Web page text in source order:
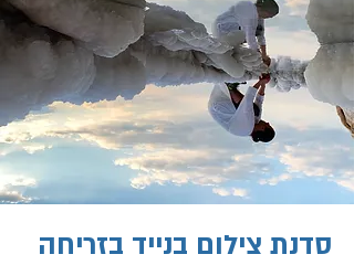
סדנת צילום בנייד בזריחה